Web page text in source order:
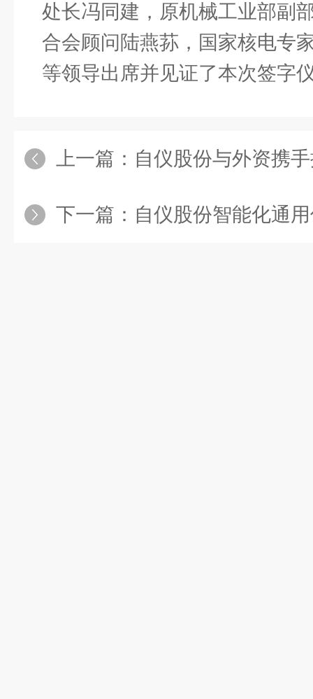
处长冯同建，原机械工业部副
合会顾问陆燕荪，国家核电专
等领导出席并见证了本次签字
上一篇： 自仪股份与外资携
下一篇： 自仪股份智能化通用